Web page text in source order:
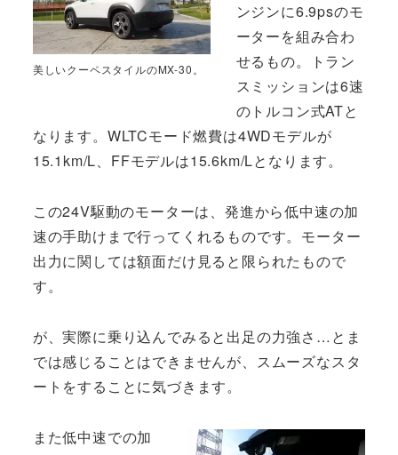
美しいクーペスタイルのMX-30。
ンジンに6.9psのモ
ーターを組み合わ
せるもの。トラン
スミッションは6速
のトルコン式ATと
なります。WLTCモード燃費は4WDモデルが
15.1km/L、FFモデルは15.6km/Lとなります。
この24V駆動のモーターは、発進から低中速の加
速の手助けまで行ってくれるものです。モーター
出力に関しては額面だけ見ると限られたもので
す。
が、実際に乗り込んでみると出足の力強さ…とま
では感じることはできませんが、スムーズなスタ
ートをすることに気づきます。
また低中速での加